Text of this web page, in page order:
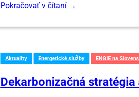
Pokračovať v čítaní →
Aktuality Energetické služby ENGIE na
Dekarbonizačná